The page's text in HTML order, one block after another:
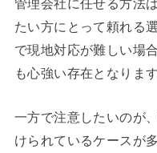
管理会社に任せる方法
たい方にとって頼れる
で現地対応が難しい場
も心強い存在となります
一方で注意したいのが
けられているケースが